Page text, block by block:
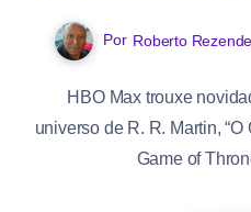
Por Roberto
HBO Max trouxe
universo de R. R. Martin,
Game of